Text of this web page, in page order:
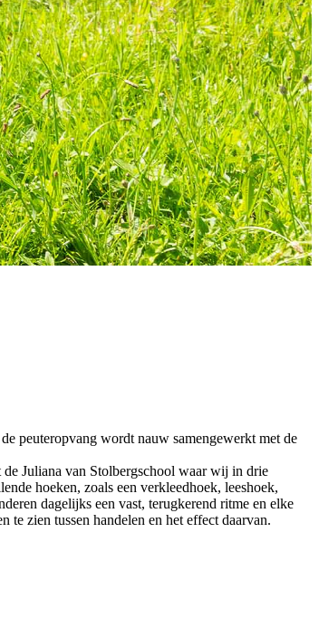
peuteropvang wordt nauw samengewerkt met de
de Juliana van Stolbergschool waar wij in drie
hoeken, zoals een verkleedhoek, leeshoek,
dagelijks een vast, terugkerend ritme en elke
zien tussen handelen en het effect daarvan.